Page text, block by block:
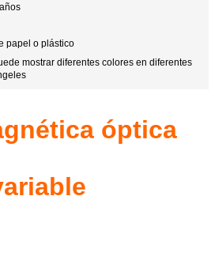
papel o plástico
mostrar diferentes colores en diferentes
óptica